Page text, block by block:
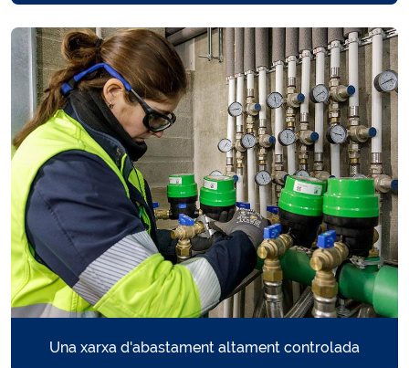
Cercador qualitat de l'aigua >
T'agradaria saber detalladament les dades concretes de la teva
analítica de l'aigua?
Una xarxa d'abastament altament controlada